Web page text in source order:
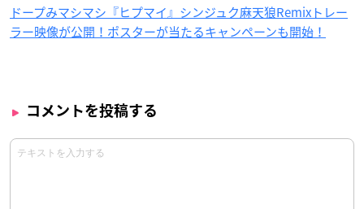
ドープみマシマシ『ヒプマイ』シンジュク麻天狼Remixトレー
ラー映像が公開！ポスターが当たるキャンペーンも開始！
コメントを投稿する